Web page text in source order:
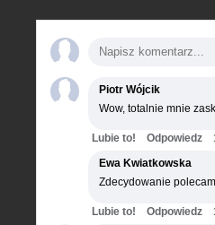
Piotr Wójcik
Wow, totalnie mnie
Lubie to! Odpowiedz
Ewa Kwiatkowska
Zdecydowanie
Lubie to! Odpowiedz